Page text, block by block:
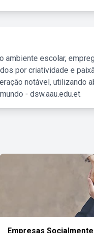
ambiente escolar,
por criatividade e
notável, utilizando
- dsw.aau.edu.et.
Empresas Socialmente